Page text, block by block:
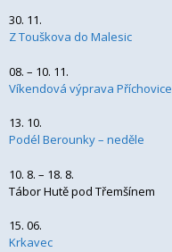
30. 11.
Z Touškova do Malesic
08. – 10. 11.
Víkendová výprava Příchovice
13. 10.
Podél Berounky – neděle
10. 8. – 18. 8.
Tábor Hutě pod Třemšínem
15. 06.
Krkavec